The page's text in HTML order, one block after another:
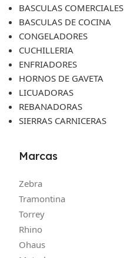
BASCULAS COMERCIALES
BASCULAS DE COCINA
CONGELADORES
CUCHILLERIA
ENFRIADORES
HORNOS DE GAVETA
LICUADORAS
REBANADORAS
SIERRAS CARNICERAS
Marcas
Zebra
Tramontina
Torrey
Rhino
Ohaus